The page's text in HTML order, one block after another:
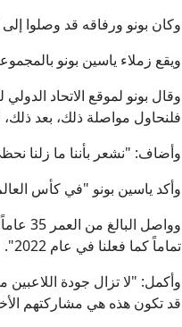
وكان بونو ورفاقه قد وصلوا
ويقع زملاء ياسين بونو
فلنحاول مواصلة ذلك، بعد
وأضاف: "نشعر بأننا ما زلنا
وأكد ياسين بونو "في كأس
تماماً كما فعلنا في عام 2022".
وأكمل: "لا تزال جودة
قد تكون هذه هي مشاركتهم